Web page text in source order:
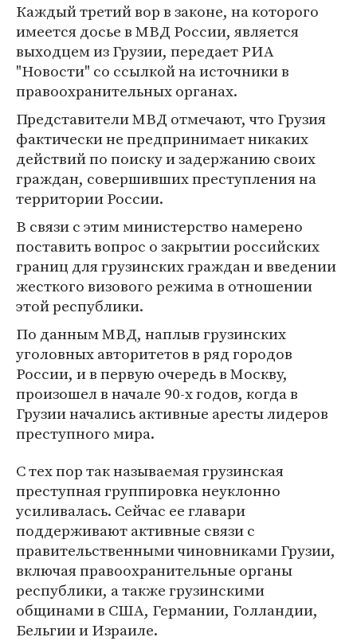
Каждый третий вор в законе, на которого
имеется досье в МВД России, является
выходцем из Грузии, передает РИА
"Новости" со ссылкой на источники в
правоохранительных органах.
Представители МВД отмечают, что Грузия
фактически не предпринимает никаких
действий по поиску и задержанию своих
граждан, совершивших преступления на
территории России.
В связи с этим министерство намерено
поставить вопрос о закрытии российских
границ для грузинских граждан и введении
жесткого визового режима в отношении
этой республики.
По данным МВД, наплыв грузинских
уголовных авторитетов в ряд городов
России, и в первую очередь в Москву,
произошел в начале 90-х годов, когда в
Грузии начались активные аресты лидеров
преступного мира.
С тех пор так называемая грузинская
преступная группировка неуклонно
усиливалась. Сейчас ее главари
поддерживают активные связи с
правительственными чиновниками Грузии,
включая правоохранительные органы
республики, а также грузинскими
общинами в США, Германии, Голландии,
Бельгии и Израиле.